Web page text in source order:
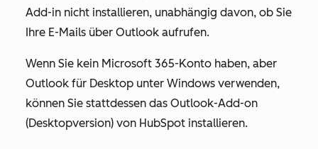
Add-in nicht installieren, unabhängig davon, ob Sie
Ihre E-Mails über Outlook aufrufen.
Wenn Sie kein Microsoft 365-Konto haben, aber
Outlook für Desktop unter Windows verwenden,
können Sie stattdessen das Outlook-Add-on
(Desktopversion) von HubSpot installieren.